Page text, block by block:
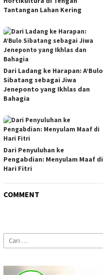
Tantangan Lahan Kering
Dari Ladang ke Harapan: A’Bulo
Sibatang sebagai Jiwa
Jeneponto yang Ikhlas dan
Bahagia
Dari Penyuluhan ke
Pengabdian: Menyulam Maaf di
Hari Fitri
COMMENT
Cari
untuk: